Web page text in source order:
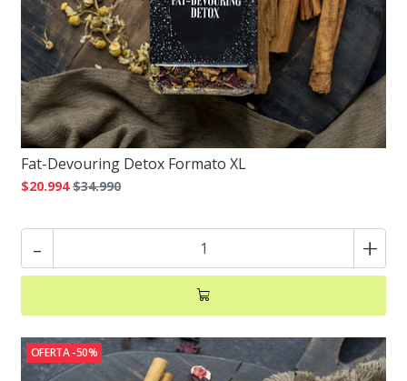
Fat-Devouring Detox Formato XL
$20.994 $34.990
- +
OFERTA -50%